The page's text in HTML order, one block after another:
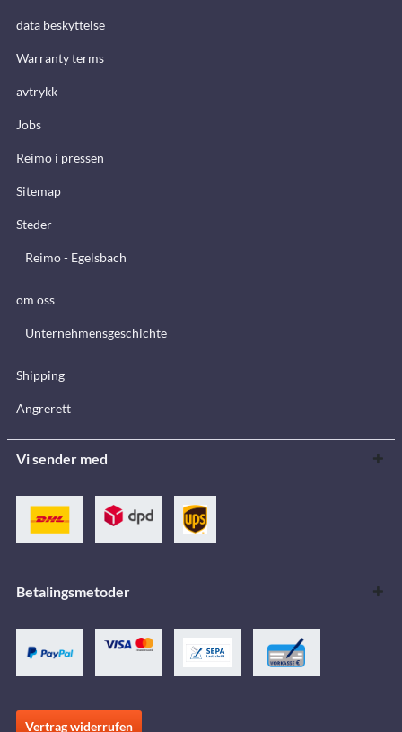
data beskyttelse
Warranty terms
avtrykk
Jobs
Reimo i pressen
Sitemap
Steder
Reimo - Egelsbach
om oss
Unternehmensgeschichte
Shipping
Angrerett
Vi sender med
Betalingsmetoder
Vertrag widerrufen